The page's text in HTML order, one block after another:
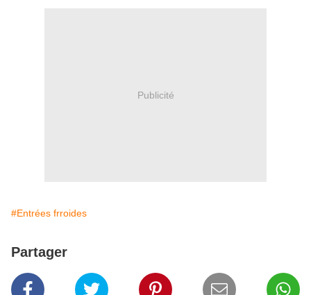
Publicité
#Entrées frroides
Partager